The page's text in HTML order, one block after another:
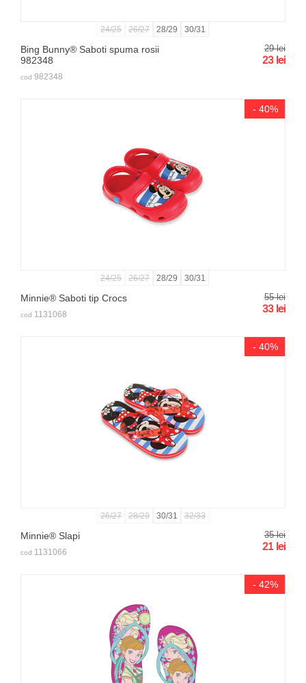
24/25 26/27 28/29 30/31
Bing Bunny® Saboti spuma rosii
982348
29 lei
23 lei
cod 982348
- 40%
24/25 26/27 28/29 30/31
Minnie® Saboti tip Crocs 55 lei
33 lei
cod 1131068
- 40%
26/27 28/29 30/31 32/33
Minnie® Slapi 35 lei
21 lei
cod 1131066
- 42%